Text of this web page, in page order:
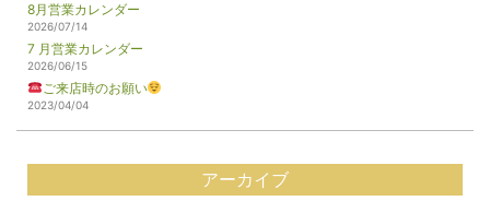
8月営業カレンダー
2026/07/14
7 月営業カレンダー
2026/06/15
ご来店時のお願い
2023/04/04
アーカイブ